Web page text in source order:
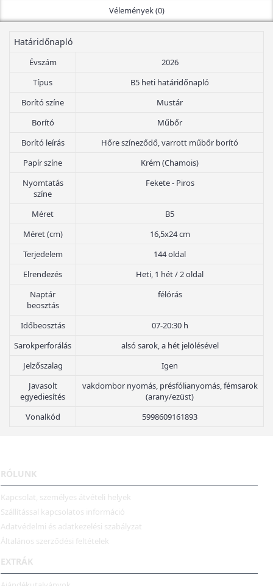
Vélemények (0)
Határidőnapló
Évszám
2026
Típus
B5 heti határidőnapló
Borító színe
Mustár
Borító
Műbőr
Borító leírás
Hőre színeződő, varrott műbőr borító
Papír színe
Krém (Chamois)
Nyomtatás
színe
Fekete - Piros
Méret
B5
Méret (cm)
16,5x24 cm
Terjedelem
144 oldal
Elrendezés
Heti, 1 hét / 2 oldal
Naptár
beosztás
félórás
Időbeosztás
07-20:30 h
Sarokperforálás
alsó sarok, a hét jelölésével
Jelzőszalag
Igen
Javasolt
egyediesítés
vakdombor nyomás, présfólianyomás, fémsarok
(arany/ezüst)
Vonalkód
5998609161893
RÓLUNK
Kapcsolat, személyes átvételi helyek
Szállítással kapcsolatos információ
Adatvédelmi és adatkezelési szabályzat
Általános szerződési feltételek
EXTRÁK